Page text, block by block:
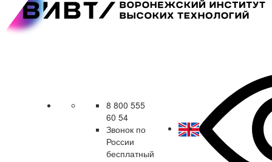
8 800 555
60 54
Звонок по
России
бесплатный